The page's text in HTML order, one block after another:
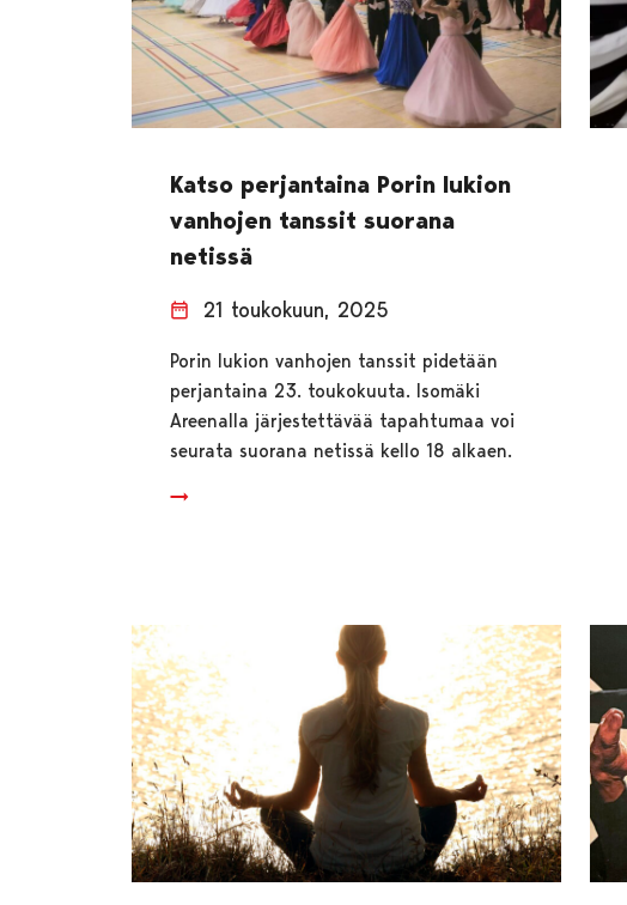
Katso perjantaina Porin lukion
vanhojen tanssit suorana
netissä
21 toukokuun, 2025
Porin lukion vanhojen tanssit pidetään
perjantaina 23. toukokuuta. Isomäki
Areenalla järjestettävää tapahtumaa voi
seurata suorana netissä kello 18 alkaen.